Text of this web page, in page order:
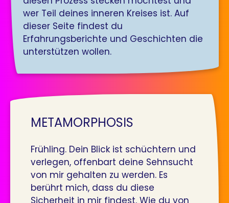
wer Teil deines inneren Kreises ist. Auf
dieser Seite findest du
Erfahrungsberichte und Geschichten die
unterstützen wollen.
METAMORPHOSIS
Frühling. Dein Blick ist schüchtern und
verlegen, offenbart deine Sehnsucht
von mir gehalten zu werden. Es
berührt mich, dass du diese
Sicherheit in mir findest. Wie du von